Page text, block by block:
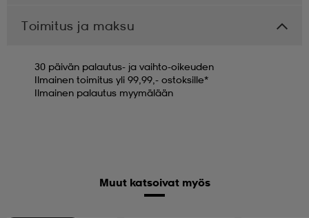
Toimitus ja maksu
30 päivän palautus- ja vaihto-oikeuden
Ilmainen toimitus yli 99,99,- ostoksille*
Ilmainen palautus myymälään
Muut katsoivat myös